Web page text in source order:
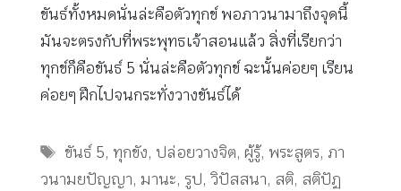
ขันธ์ทั้งหมดนั่นล่ะคือตัวทุกข์ พอภาวนามาถึงจุดนี้
มันจะตรงกับที่พระพุทธเจ้าสอนแล้ว สิ่งที่เรียกว่า
ทุกข์ก็คือขันธ์ 5 นั่นล่ะคือตัวทุกข์ ฉะนั้นค่อยๆ เรียน
ค่อยๆ ฝึกไปจนกระทั่งวางขันธ์ได้
Tags
ขันธ์ 5, ทุกขัง, ปล่อยวางจิต,ผู้รู้, พระสูตร, ภา
วนามยปัญญา, มานะ, รูป, วิปัสสนา, สติ, สติปัฏ